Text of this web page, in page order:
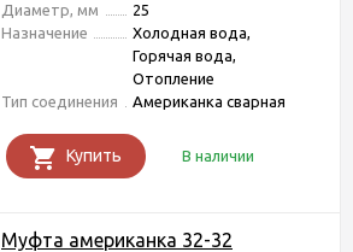
Диаметр, мм
25
Назначение
Холодная вода,
Горячая вода,
Отопление
Тип соединения
Американка сварная
Купить В наличии
Муфта американка 32-32